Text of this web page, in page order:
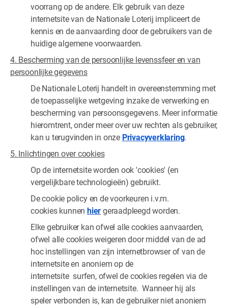
voorrang op de andere. Elk gebruik van deze
internetsite van de Nationale Loterij impliceert de
kennis en de aanvaarding door de gebruikers van de
huidige algemene voorwaarden.
4. Bescherming van de persoonlijke levenssfeer en van
persoonlijke gegevens
De Nationale Loterij handelt in overeenstemming met
de toepasselijke wetgeving inzake de verwerking en
bescherming van persoonsgegevens. Meer informatie
hieromtrent, onder meer over uw rechten als gebruiker,
kan u terugvinden in onze Privacyverklaring.
5. Inlichtingen over cookies
Op de internetsite worden ook 'cookies' (en
vergelijkbare technologieën) gebruikt.
De cookie policy en de voorkeuren i.v.m.
cookies kunnenhiergeraadpleegd worden.
Elke gebruiker kan ofwel alle cookies aanvaarden,
ofwel alle cookies weigeren door middel van de ad
hoc instellingen van zijn internetbrowser of van de
internetsite en anoniem op de
internetsite surfen, ofwel de cookies regelen via de
instellingen van de internetsite. Wanneer hij als
speler verbonden is, kan de gebruiker niet anoniem